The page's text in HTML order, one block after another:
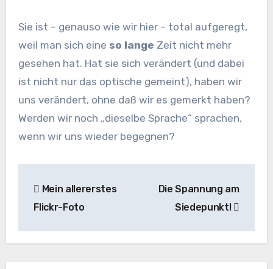
Sie ist – genauso wie wir hier – total aufgeregt,
weil man sich eine so lange Zeit nicht mehr
gesehen hat. Hat sie sich verändert (und dabei
ist nicht nur das optische gemeint), haben wir
uns verändert, ohne daß wir es gemerkt haben?
Werden wir noch „dieselbe Sprache“ sprachen,
wenn wir uns wieder begegnen?
Mein allererstes
Flickr-Foto
Die Spannung am
Siedepunkt!